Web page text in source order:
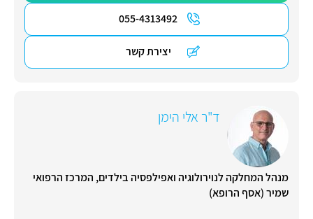
055-4313492
יצירת קשר
ד"ר אלי הימן
מנהל המחלקה לנוירולוגיה ואפילפסיה בילדים, המרכז הרפואי
שמיר (אסף הרופא)